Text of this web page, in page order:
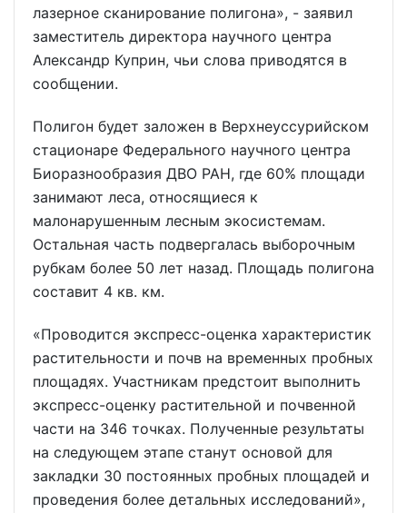
лазерное сканирование полигона», - заявил
заместитель директора научного центра
Александр Куприн, чьи слова приводятся в
сообщении.
Полигон будет заложен в Верхнеуссурийском
стационаре Федерального научного центра
Биоразнообразия ДВО РАН, где 60% площади
занимают леса, относящиеся к
малонарушенным лесным экосистемам.
Остальная часть подвергалась выборочным
рубкам более 50 лет назад. Площадь полигона
составит 4 кв. км.
«Проводится экспресс-оценка характеристик
растительности и почв на временных пробных
площадях. Участникам предстоит выполнить
экспресс-оценку растительной и почвенной
части на 346 точках. Полученные результаты
на следующем этапе станут основой для
закладки 30 постоянных пробных площадей и
проведения более детальных исследований»,